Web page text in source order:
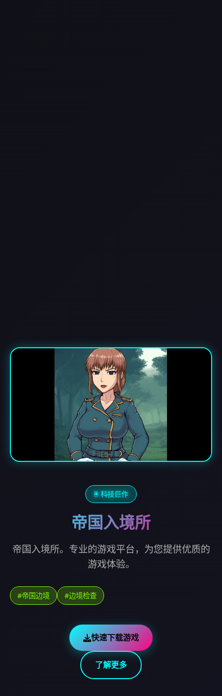
🖲️ 科技巨作
帝国入境所
帝国入境所。专业的游戏平台，为您提供优质的
游戏体验。
#帝国边境 #边境检查
快速下载游戏
了解更多